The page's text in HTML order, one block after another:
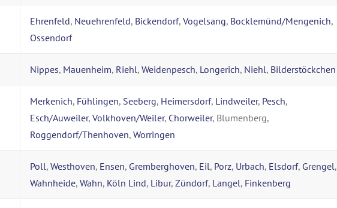
Ehrenfeld, Neuehrenfeld, Bickendorf, Vogelsang, Bocklemünd/Mengenich,
Ossendorf
Nippes, Mauenheim, Riehl, Weidenpesch, Longerich, Niehl, Bilderstöckchen
Merkenich, Fühlingen, Seeberg, Heimersdorf, Lindweiler, Pesch,
Esch/Auweiler, Volkhoven/Weiler, Chorweiler, Blumenberg,
Roggendorf/Thenhoven, Worringen
Poll, Westhoven, Ensen, Gremberghoven, Eil, Porz, Urbach, Elsdorf, Grengel,
Wahnheide, Wahn, Köln Lind, Libur, Zündorf, Langel, Finkenberg